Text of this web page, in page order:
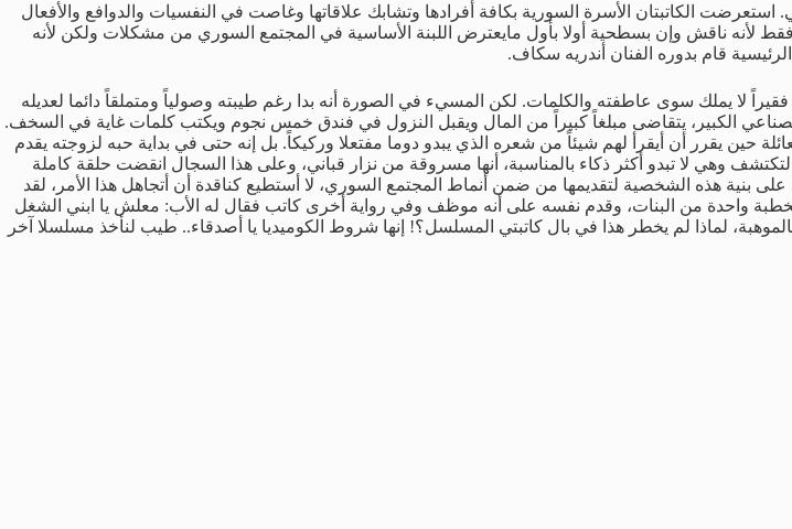
الكاتبتان الأسرة السورية بكافة أفرادها وتشابك علاقاتها وغاصت في النفسيات والدوافع والأفعال
لأنه ناقش وإن بسطحية أولا بأول مايعترض اللبنة الأساسية في المجتمع السوري من مشكلات ولكن لأنه
قام بدوره الفنان أندريه سكاف.
لا يملك سوى عاطفته والكلمات. لكن المسيء في الصورة أنه بدا رغم طيبته وصولياً ومتملقاً دائما لعديله
الكبير، يتقاضى مبلغاً كبيراً من المال ويقبل النزول في فندق خمس نجوم ويكتب كلمات غاية في السخف.
حين يقرر أن أيقرأ لهم شيئاً من شعره الذي يبدو دوما مفتعلا وركيكاً. بل إنه حتى في بداية حبه لزوجته يقدم
وهي لا تبدو أكثر ذكاء بالمناسبة، أنها مسروقة من نزار قباني، وعلى هذا السجال انقضت حلقة كاملة
هذه الشخصية لتقديمها من ضمن أنماط المجتمع السوري، لا أستطيع كناقدة أن أتجاهل هذا الأمر، لقد
واحدة من البنات، وقدم نفسه على أنه موظف وفي رواية أخرى كاتب فقال له الأب: معلش يا ابني الشغل
لماذا لم يخطر هذا في بال كاتبتي المسلسل؟! إنها شروط الكوميديا يا أصدقاء.. طيب لنأخذ مسلسلا آخر